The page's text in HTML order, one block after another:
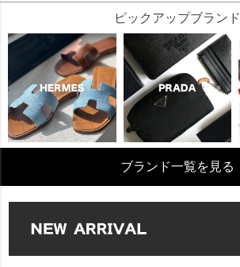
ピックアップブランド
ブランド一覧を見る